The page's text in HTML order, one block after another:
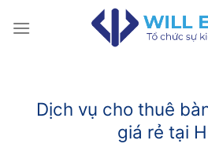
Dịch vụ cho thuê
giá rẻ tại